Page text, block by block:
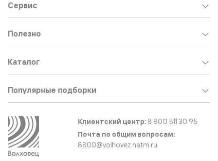
Сервис
Полезно
Каталог
Популярные подборки
Клиентский центр: 8 800 511 30 95
Почта по общим вопросам:
8800@volhovez.natm.ru